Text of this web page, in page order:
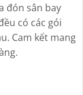
đón sân bay
có các gói
Cam kết mang